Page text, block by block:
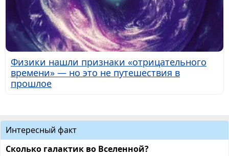
Физики нашли признаки «отрицательного
времени» — но это не путешествия в
прошлое
Интересный факт
Сколько галактик во Вселенной?